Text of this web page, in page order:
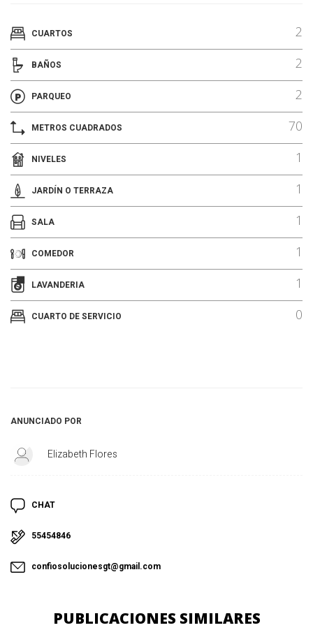
CUARTOS 2
BAÑOS 2
PARQUEO 2
METROS CUADRADOS 70
NIVELES 1
JARDÍN O TERRAZA 1
SALA 1
COMEDOR 1
LAVANDERIA 1
CUARTO DE SERVICIO 0
ANUNCIADO POR
Elizabeth Flores
CHAT
55454846
confiosolucionesgt@gmail.com
PUBLICACIONES SIMILARES